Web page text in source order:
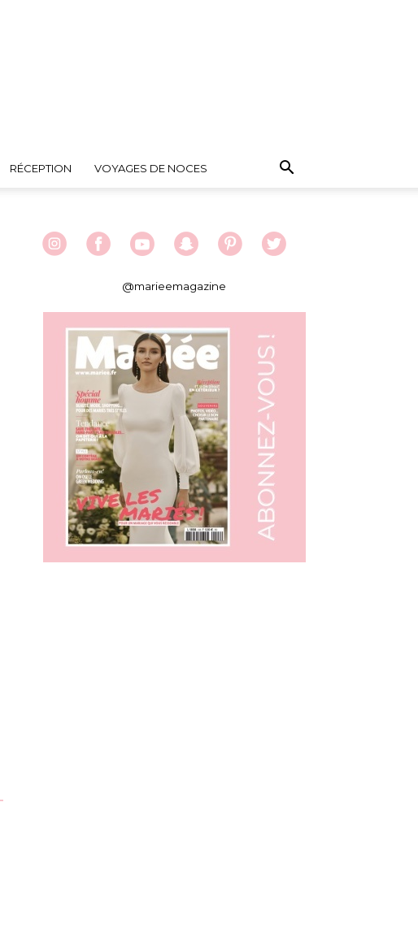
RÉCEPTION VOYAGES DE NOCES
@marieemagazine